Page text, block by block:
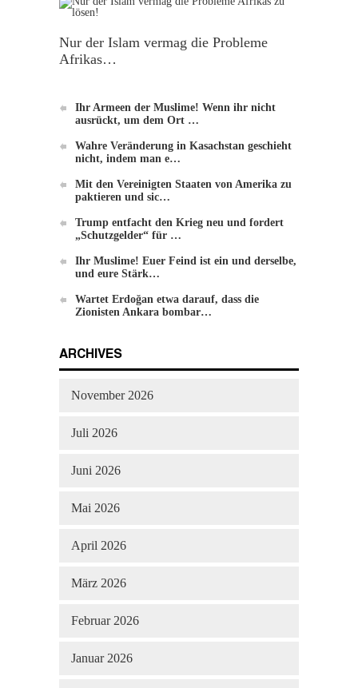
Einführung zu Hizb-ut-Tahrir
Die Methode von Hizb-ut-Tahrir zur
Veränderung
Nur der Islam vermag die Probleme
Afrikas…
Ihr Armeen der Muslime! Wenn ihr nicht
ausrückt, um dem Ort …
Wahre Veränderung in Kasachstan geschieht
nicht, indem man e…
Mit den Vereinigten Staaten von Amerika zu
paktieren und sic…
Trump entfacht den Krieg neu und fordert
„Schutzgelder“ für …
Ihr Muslime! Euer Feind ist ein und derselbe,
und eure Stärk…
Wartet Erdoğan etwa darauf, dass die
Zionisten Ankara bombar…
ARCHIVES
November 2026
Juli 2026
Juni 2026
Mai 2026
April 2026
März 2026
Februar 2026
Januar 2026